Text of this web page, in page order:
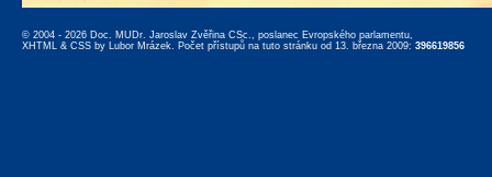
© 2004 - 2026 Doc. MUDr. Jaroslav Zvěřina CSc., poslanec Evropského parlamentu,
XHTML & CSS by Lubor Mrázek. Počet přístupů na tuto stránku od 13. března 2009: 396619856